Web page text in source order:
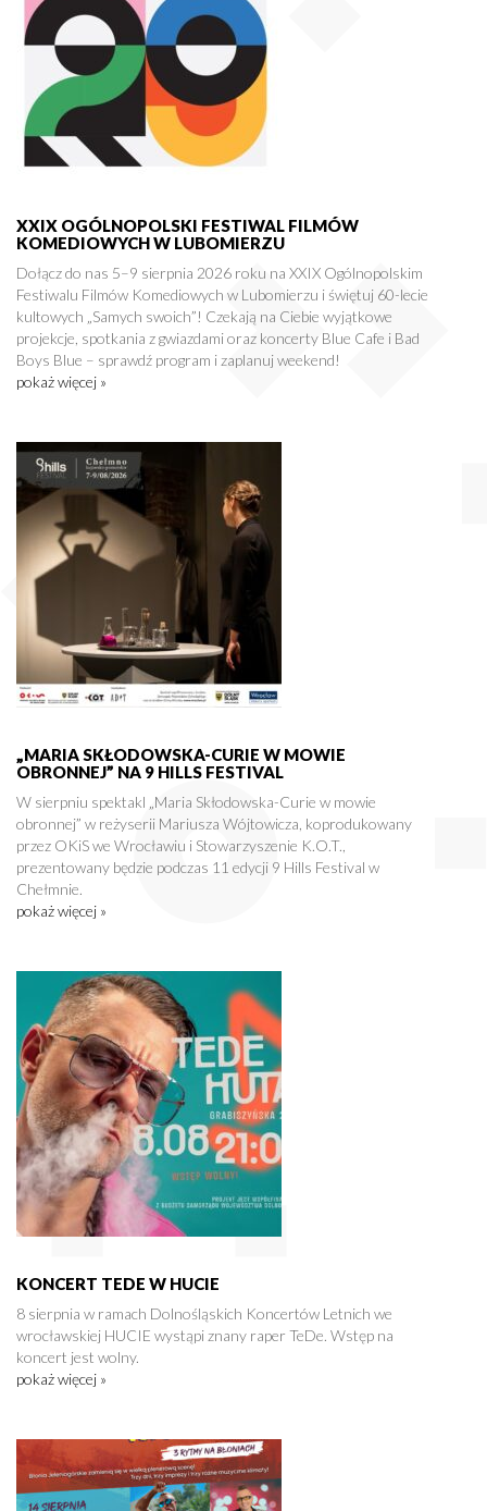
XXIX OGÓLNOPOLSKI FESTIWAL FILMÓW
KOMEDIOWYCH W LUBOMIERZU
Dołącz do nas 5–9 sierpnia 2026 roku na XXIX Ogólnopolskim
Festiwalu Filmów Komediowych w Lubomierzu i świętuj 60-lecie
kultowych „Samych swoich”! Czekają na Ciebie wyjątkowe
projekcje, spotkania z gwiazdami oraz koncerty Blue Cafe i Bad
Boys Blue – sprawdź program i zaplanuj weekend!
pokaż więcej »
„MARIA SKŁODOWSKA-CURIE W MOWIE
OBRONNEJ” NA 9 HILLS FESTIVAL
W sierpniu spektakl „Maria Skłodowska-Curie w mowie
obronnej” w reżyserii Mariusza Wójtowicza, koprodukowany
przez OKiS we Wrocławiu i Stowarzyszenie K.O.T.,
prezentowany będzie podczas 11 edycji 9 Hills Festival w
Chełmnie.
pokaż więcej »
KONCERT TEDE W HUCIE
8 sierpnia w ramach Dolnośląskich Koncertów Letnich we
wrocławskiej HUCIE wystąpi znany raper TeDe. Wstęp na
koncert jest wolny.
pokaż więcej »